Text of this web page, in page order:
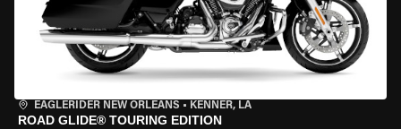
EAGLERIDER NEW ORLEANS • KENNER, LA
ROAD GLIDE® TOURING EDITION